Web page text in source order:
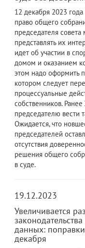
12 декабря 2023
право общего
председателя
представлять их
идет об участии в
домом и оказанием
этом надо оформить
котором следует
процессуальные
собственников.
председателю вести
Ожидается, что
председателей
отсутствия
решения общего
в суде.
19.12.2023
Увеличивается
данных:
декабря